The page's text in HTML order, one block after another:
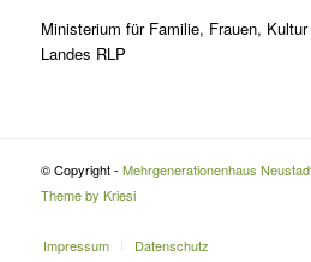
Ministerium für Familie, Frauen,
Landes RLP
© Copyright - Mehrgenerationenhaus
Theme by Kriesi
Impressum Datenschutz